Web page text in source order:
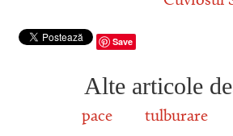
Save
Alte articole
pace tulburare